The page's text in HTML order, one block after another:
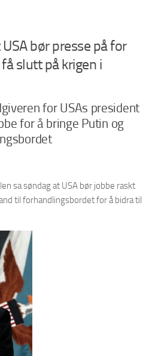
bør presse på for
slutt på krigen i
for USAs president
for å bringe Putin og
sa søndag at USA bør jobbe raskt
til forhandlingsbordet for å bidra til